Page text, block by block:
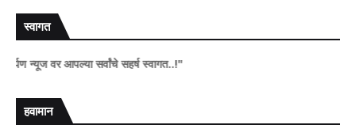
स्वागत
वर आपल्या सर्वांचे सहर्ष स्वागत..!"
हवामान